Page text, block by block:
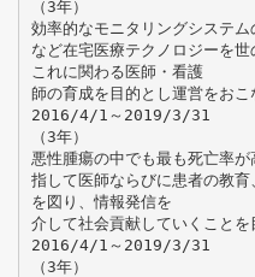
（3年）
効率的なモニタリングシステ
など在宅医療テクノロジーを
これに関わる医師・看護
師の育成を目的とし運営をおこ
2016/4/1～2019/3/31
（3年）
悪性腫瘍の中でも最も死亡率
指して医師ならびに患者の教
を図り、情報発信を
介して社会貢献していくことを
2016/4/1～2019/3/31
（3年）